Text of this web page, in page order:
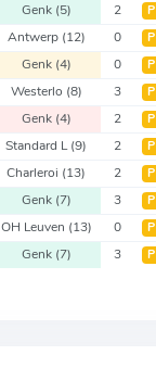
Genk (5) 2 Р
Antwerp (12) 0 Р
Genk (4) 0 Р
Westerlo (8) 3 Р
Genk (4) 2 Р
Standard L(9) 2 Р
Charleroi (13) 2 Р
Genk (7) 3 Р
OH Leuven (13) 0 Р
Genk (7) 3 Р